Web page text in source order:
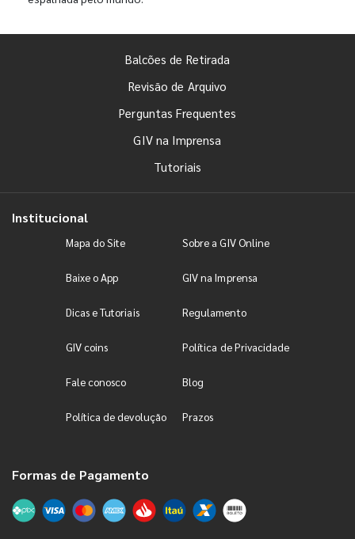
Balcões de Retirada
Revisão de Arquivo
Perguntas Frequentes
GIV na Imprensa
Tutoriais
Institucional
Mapa do Site Sobre a GIV Online
Baixe o App GIV na Imprensa
Dicas e Tutoriais Regulamento
GIV coins Política de Privacidade
Fale conosco Blog
Política de devolução Prazos
Formas de Pagamento